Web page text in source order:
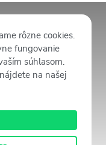
rôzne cookies.
fungovanie
súhlasom.
na našej